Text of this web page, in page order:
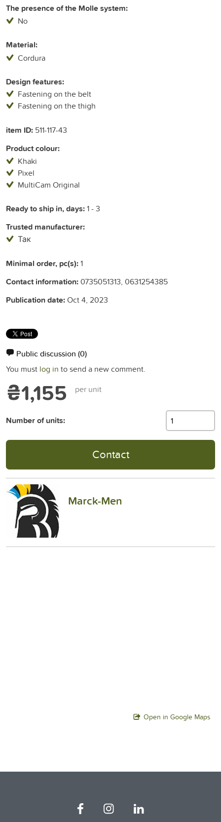
The presence of the Molle system:
No
Material:
Cordura
Design features:
Fastening on the belt
Fastening on the thigh
item ID: 511-117-43
Product colour:
Khaki
Pixel
MultiCam Original
Ready to ship in, days:1 - 3
Trusted manufacturer:
Так
Minimal order, pc(s):1
Contact information:0735051313, 0631254385
Publication date:Oct 4, 2023
Public discussion (0)
You must log in to send a new comment.
₴1,155 per unit
Number of units:
Contact
Marck-Men
Open in Google Maps